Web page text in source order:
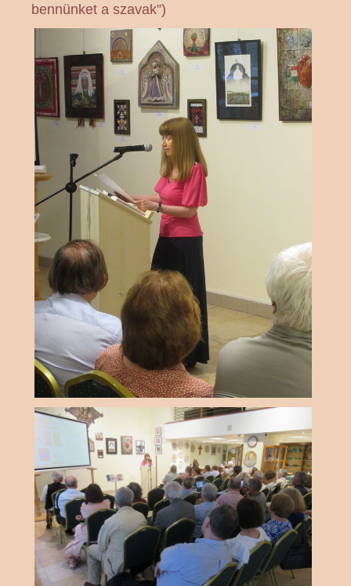
bennünket a szavak”)